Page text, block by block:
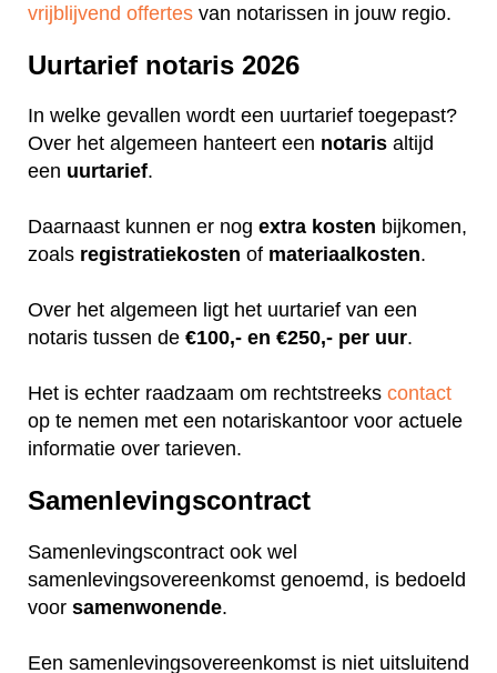
vrijblijvend offertes van notarissen in jouw regio.
Uurtarief notaris 2026
In welke gevallen wordt een uurtarief toegepast?
Over het algemeen hanteert een notaris altijd
een uurtarief.
Daarnaast kunnen er nog extra kosten bijkomen,
zoals registratiekosten of materiaalkosten.
Over het algemeen ligt het uurtarief van een
notaris tussen de €100,- en €250,- per uur.
Het is echter raadzaam om rechtstreeks contact
op te nemen met een notariskantoor voor actuele
informatie over tarieven.
Samenlevingscontract
Samenlevingscontract ook wel
samenlevingsovereenkomst genoemd, is bedoeld
voor samenwonende.
Een samenlevingsovereenkomst is niet uitsluitend